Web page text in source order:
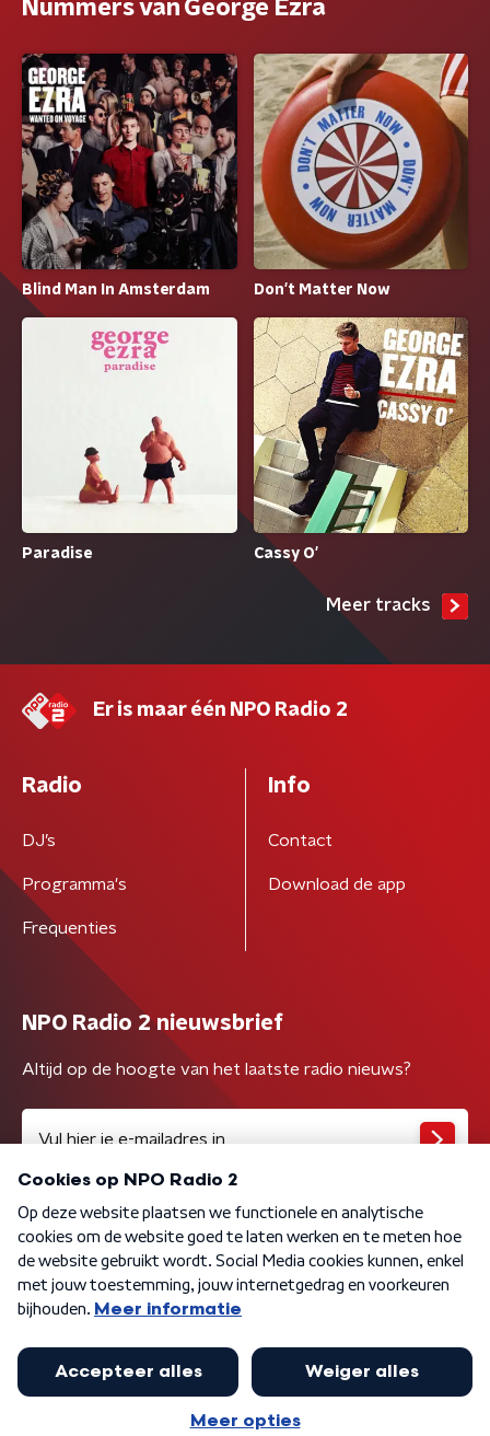
Nummers van George Ezra
Blind Man In Amsterdam Don't Matter Now
Paradise Cassy O'
Meer tracks
Er is maar één NPO Radio 2
Radio
DJ’s
Programma's
Frequenties
Info
Contact
Download de app
NPO Radio 2 nieuwsbrief
Altijd op de hoogte van het laatste radio nieuws?
Algemene voorwaarden